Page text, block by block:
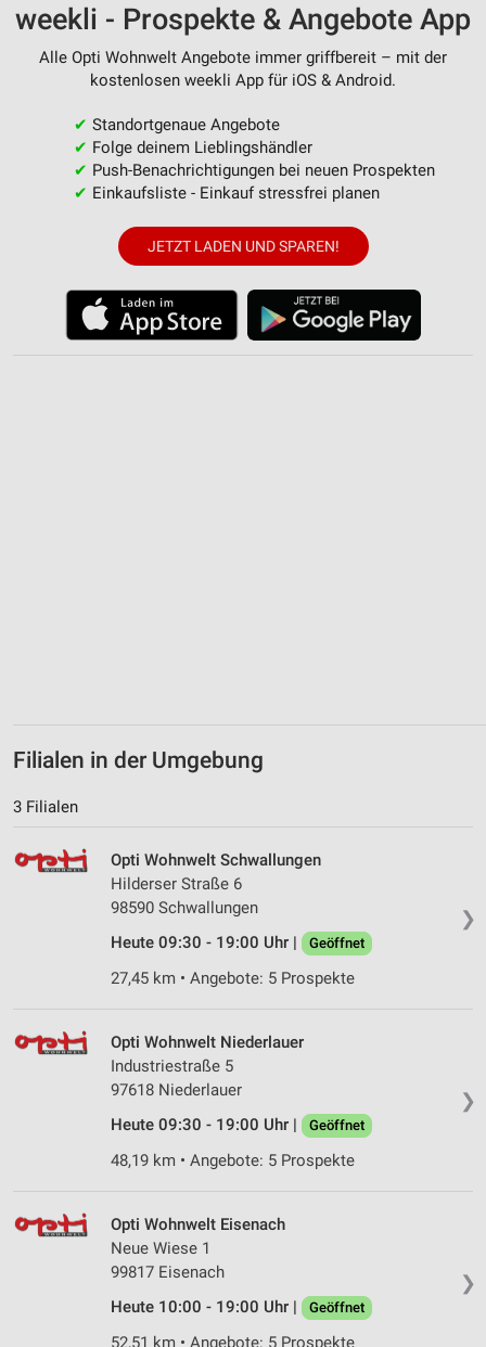
weekli - Prospekte & Angebote App
Alle Opti Wohnwelt Angebote immer griffbereit – mit der
kostenlosen weekli App für iOS & Android.
✔ Standortgenaue Angebote
✔ Folge deinem Lieblingshändler
✔ Push-Benachrichtigungen bei neuen Prospekten
✔ Einkaufsliste - Einkauf stressfrei planen
JETZT LADEN UND SPAREN!
Filialen in der Umgebung
3 Filialen
❯
Opti Wohnwelt Schwallungen
Hilderser Straße 6
98590 Schwallungen
Heute 09:30 - 19:00 Uhr |
Geöffnet
27,45 km • Angebote: 5 Prospekte
❯
Opti Wohnwelt Niederlauer
Industriestraße 5
97618 Niederlauer
Heute 09:30 - 19:00 Uhr |
Geöffnet
48,19 km • Angebote: 5 Prospekte
❯
Opti Wohnwelt Eisenach
Neue Wiese 1
99817 Eisenach
Heute 10:00 - 19:00 Uhr |
Geöffnet
52,51 km • Angebote: 5 Prospekte